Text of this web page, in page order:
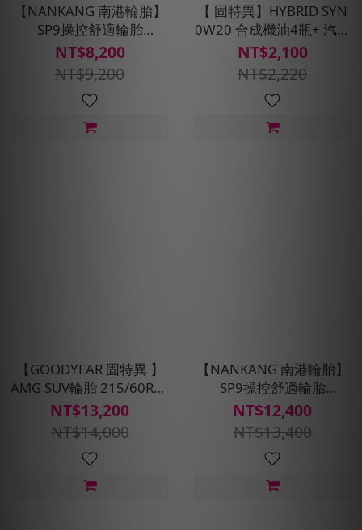
【NANKANG 南港輪胎】
SP9操控舒適輪胎
185/65R15四入組(含安裝
定位平衡)
NT$8,200
NT$9,200
【 固特異】HYBRID SYN
0W20 合成機油4瓶+ 汽車
健檢保養套組(含安裝費_耗
材另計)
NT$2,100
NT$2,220
【GOODYEAR 固特異 】
AMG SUV輪胎 215/60R17
四入組(含免費安裝、定位
平衡)
NT$13,200
NT$14,000
【NANKANG 南港輪胎】
SP9操控舒適輪胎
215/60R17四入組(含安裝
定位平衡)
NT$12,400
NT$13,400